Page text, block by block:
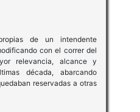
de un intendente
con el correr del
relevancia, alcance y
década, abarcando
reservadas a otras